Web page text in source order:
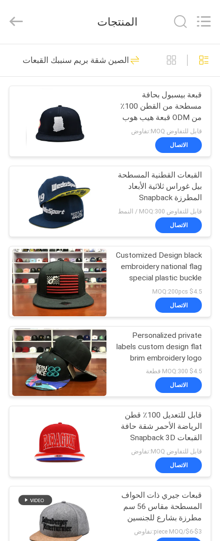
منزل،
بيت
منتجات
معلومات
جولة
المعمل
مراقبة
الجودة
اتصل
أخبار
حالات
خريطة
الموقع
PRIVACY
POLICY
Manufacturing
Rights
قبعات البيسبول
المطبوعة
104
قبعات البيسبول
مطرزة
402
قبعة بيسبول 5 لوحة
124
5 لوحة سائق شاحنة
كاب
181
شقة بريم سنببك
القبعات
244
المنتجات
الصين شقة بريم سنببك القبعات
قبعة بيسبول بحافة
مسطحة من القطن 100٪
من ODM قبعة هيب هوب
كورية
قابل للتفاوض MOQ:تفاوض
الاتصال
القبعات القطنية المسطحة
بيل غوراس ثلاثية الأبعاد
المطرزة Snapback
للرجال
قابل للتفاوض MOQ:300 / النمط
الاتصال
Customized Design black
embroidery national flag
special plastic buckle
eagle Logo Sports
Snapback Hats Caps
$4.5 MOQ:200pcs
الاتصال
Personalized private
labels custom design flat
brim embroidery logo
snapback hats caps
$4.5 MOQ:300 قطعة
الاتصال
قابل للتعديل 100٪ قطن
الرياضة الأحمر شقة حافة
القبعات Snapback 3D
التطريز رمز مخصص
قابل للتفاوض MOQ:تفاوض
الاتصال
قبعات جيري ذات الحواف
المسطحة مقاس 56 سم
مطرزة بشارع للجنسين
من 6 ألواح Snapback
$3-$6/piece MOQ:تفاوض